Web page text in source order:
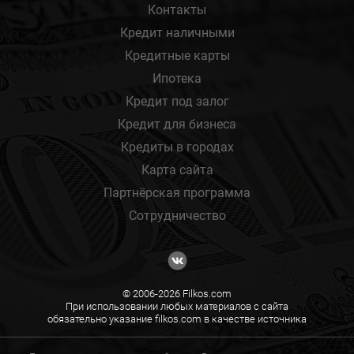
Контакты
Кредит наличными
Кредитные карты
Ипотека
Кредит под залог
Кредит для бизнеса
Кредиты в городах
Карта сайта
Партнёрская программа
Сотрудничество
© 2006-2026 Filkos.com
При использовании любых материалов с сайта
обязательно указание filkos.com в качестве источника